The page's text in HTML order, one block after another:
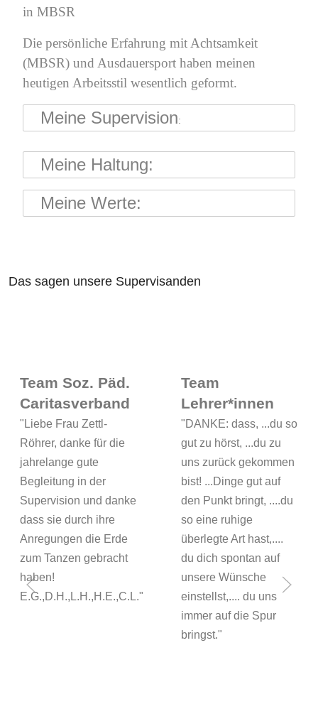
in MBSR
Die persönliche Erfahrung mit Achtsamkeit
(MBSR) und Ausdauersport haben meinen
heutigen Arbeitsstil wesentlich geformt.
Meine Supervision:
Meine Haltung:
Meine Werte:
Das sagen unsere Supervisanden
Team Soz. Päd.
Caritasverband
"Liebe Frau Zettl-
Röhrer, danke für die
jahrelange gute
Begleitung in der
Supervision und danke
dass sie durch ihre
Anregungen die Erde
zum Tanzen gebracht
haben!
E.G.,D.H.,L.H.,H.E.,C.L."
Team
Lehrer*innen
"DANKE: dass, ...du so
gut zu hörst, ...du zu
uns zurück gekommen
bist! ...Dinge gut auf
den Punkt bringt, ....du
so eine ruhige
überlegte Art hast,....
du dich spontan auf
unsere Wünsche
einstellst,.... du uns
immer auf die Spur
bringst."